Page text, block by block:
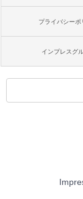
プライバシーポ
インプレスグ